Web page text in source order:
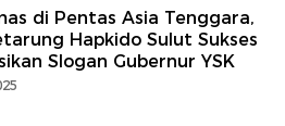
di Pentas Asia Tenggara,
Hapkido Sulut Sukses
Slogan Gubernur YSK